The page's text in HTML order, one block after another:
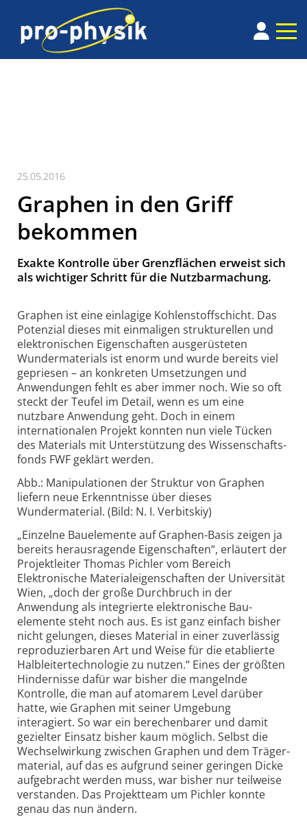
25.05.2016
Graphen in den Griff
bekommen
Exakte Kontrolle über Grenzflächen erweist sich
als wichtiger Schritt für die Nutzbarmachung.
Graphen ist eine einlagige Kohlenstoff­schicht. Das
Potenzial dieses mit einmaligen strukturellen und
elektronischen Eigenschaften ausgerüsteten
Wunder­materials ist enorm und wurde bereits viel
gepriesen – an konkreten Umsetzungen und
Anwendungen fehlt es aber immer noch. Wie so oft
steckt der Teufel im Detail, wenn es um eine
nutzbare Anwendung geht. Doch in einem
internationalen Projekt konnten nun viele Tücken
des Materials mit Unterstützung des Wissenschafts­
fonds FWF geklärt werden.
Abb.: Manipulationen der Struktur von Graphen
liefern neue Erkenntnisse über dieses
Wundermaterial. (Bild: N. I. Verbitskiy)
„Einzelne Bauelemente auf Graphen-Basis zeigen ja
bereits herausragende Eigenschaften“, erläutert der
Projektleiter Thomas Pichler vom Bereich
Elektronische Material­eigenschaften der Universität
Wien, „doch der große Durchbruch in der
Anwendung als integrierte elektronische Bau­
elemente steht noch aus. Es ist ganz einfach bisher
nicht gelungen, dieses Material in einer zuverlässig
reproduzier­baren Art und Weise für die etablierte
Halbleiter­technologie zu nutzen.“ Eines der größten
Hindernisse dafür war bisher die mangelnde
Kontrolle, die man auf atomarem Level darüber
hatte, wie Graphen mit seiner Umgebung
interagiert. So war ein berechenbarer und damit
gezielter Einsatz bisher kaum möglich. Selbst die
Wechsel­wirkung zwischen Graphen und dem Träger­
material, auf das es aufgrund seiner geringen Dicke
aufgebracht werden muss, war bisher nur teilweise
verstanden. Das Projektteam um Pichler konnte
genau das nun ändern.